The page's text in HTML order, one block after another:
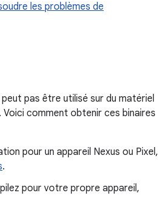
les problèmes de
pas être utilisé sur du matériel
comment obtenir ces binaires
pour un appareil Nexus ou Pixel,
.
pour votre propre appareil,